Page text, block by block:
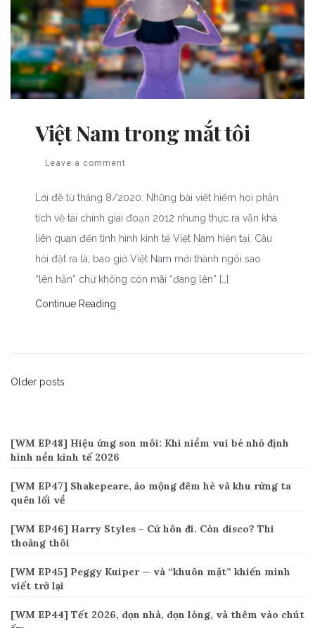
Việt Nam trong mắt tôi
Leave a comment
Lời đề từ tháng 8/2020: Những bài viết hiếm hoi phân
tích về tài chính giai đoạn 2012 nhưng thực ra vẫn khá
liên quan đến tình hình kinh tế Việt Nam hiện tại. Câu
hỏi đặt ra là, bao giờ Việt Nam mới thành ngôi sao
“lên hẳn” chứ không còn mãi “đang lên” […]
Continue Reading
Posts
Older posts
[WM EP48] Hiệu ứng son môi: Khi niềm vui bé nhỏ định
hình nền kinh tế 2026
[WM EP47] Shakepeare, ảo mộng đêm hè và khu rừng ta
quên lối về
[WM EP46] Harry Styles – Cứ hôn đi. Còn disco? Thi
thoảng thôi
[WM EP45] Peggy Kuiper — và “khuôn mặt” khiến mình
viết trở lại
[WM EP44] Tết 2026, dọn nhà, dọn lòng, và thêm vào chút